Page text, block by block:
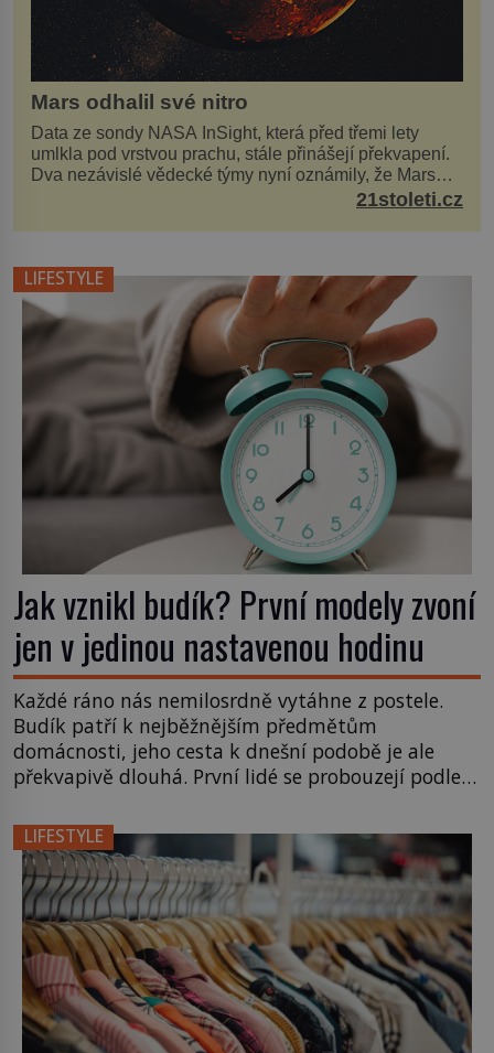
Mars odhalil své nitro
Data ze sondy NASA InSight, která před třemi lety
umlkla pod vrstvou prachu, stále přinášejí překvapení.
Dva nezávislé vědecké týmy nyní oznámily, že Mars
má nejen plášť plný trosek z dávných impaktů,...21stoleti.cz
LIFESTYLE
Jak vznikl budík? První modely zvoní
jen v jedinou nastavenou hodinu
Každé ráno nás nemilosrdně vytáhne z postele.
Budík patří k nejběžnějším předmětům
domácnosti, jeho cesta k dnešní podobě je ale
překvapivě dlouhá. První lidé se probouzejí podle
konečně objeví první skutečný mechanický budík,
má jednu zásadní nevýhodu, zazvoní pouze ve
čtyři hodiny ráno a jiný čas nastavit neumí. […]
LIFESTYLE